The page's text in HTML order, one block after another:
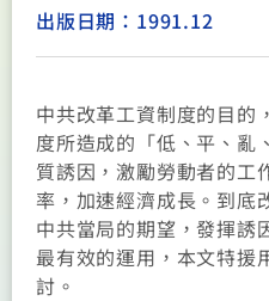
出版日期：1991.12
中共改革工資制度的目的
度所造成的「低、平、亂
質誘因，激勵勞動者的工
率，加速經濟成長。到底
中共當局的期望，發揮誘
最有效的運用，本文特援
討。